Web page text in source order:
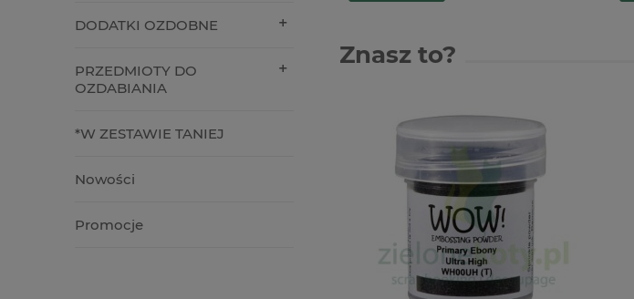
DODATKI OZDOBNE
PRZEDMIOTY DO
OZDABIANIA
*W ZESTAWIE TANIEJ
Nowości
Promocje
Znasz to?